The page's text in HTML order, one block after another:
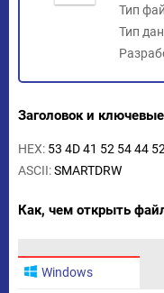
Тип
Тип
Заголовок и
HEX: 53 4D 41 52 54 44
ASCII:SMARTDRW
Как, чем открыть
Windows